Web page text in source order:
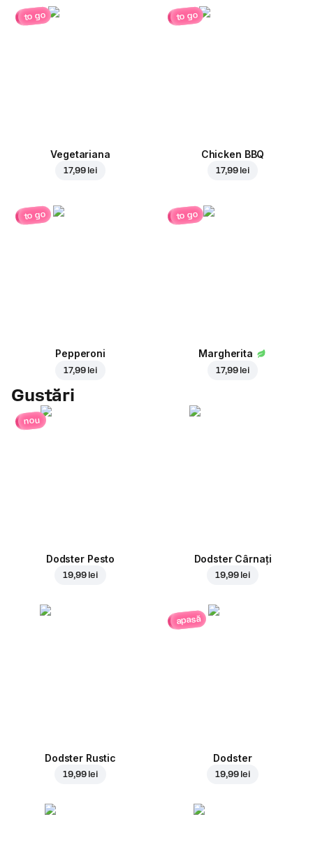
to go
Vegetariana
17,99 lei
to go
Chicken BBQ
17,99 lei
to go
Pepperoni
17,99 lei
to go
Margherita
17,99 lei
Gustări
nou
Dodster Pesto
19,99 lei
Dodster Cârnați
19,99 lei
Dodster Rustic
19,99 lei
apasă
Dodster
19,99 lei